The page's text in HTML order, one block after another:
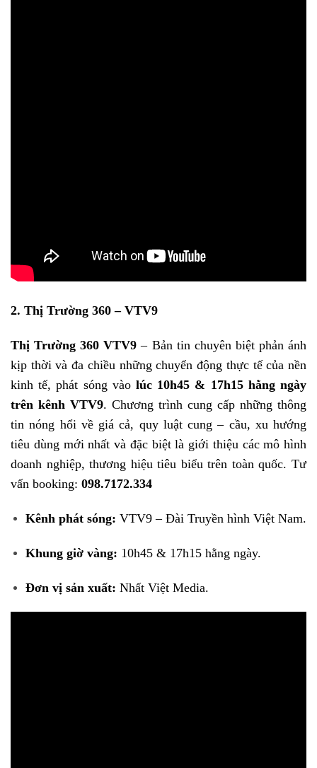
2. Thị Trường 360 – VTV9
Thị Trường 360 VTV9– Bản tin chuyên biệt phản ánh
kịp thời và đa chiều những chuyển động thực tế của nền
kinh tế, phát sóng vàolúc 10h45 & 17h15 hằng ngày
trên kênh VTV9. Chương trình cung cấp những thông
tin nóng hổi về giá cả, quy luật cung – cầu, xu hướng
tiêu dùng mới nhất và đặc biệt là giới thiệu các mô hình
doanh nghiệp, thương hiệu tiêu biểu trên toàn quốc. Tư
vấn booking: 098.7172.334
Kênh phát sóng: VTV9 – Đài Truyền hình Việt Nam.
Khung giờ vàng: 10h45 & 17h15 hằng ngày.
Đơn vị sản xuất: Nhất Việt Media.